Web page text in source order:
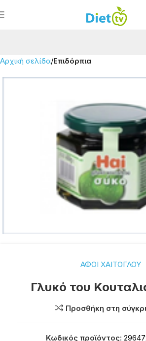
Αρχική σελίδα Επιδόρπια
ΑΦΟΙ ΧΑΙΤΟΓΛΟΥ
Γλυκό του
Προσθήκη στη
Κωδικός προϊόντος: